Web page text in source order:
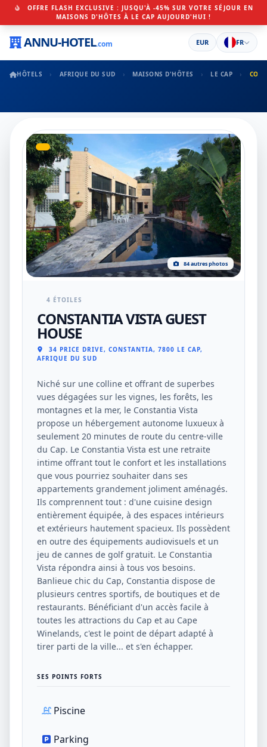
OFFRE FLASH EXCLUSIVE : JUSQU'À -45% SUR VOTRE SÉJOUR EN
MAISONS D'HÔTES À LE CAP AUJOURD'HUI !
ANNU-HOTEL.com EUR FR
HÔTELS AFRIQUE DU SUD MAISONS D'HÔTES LE CAP
84 autres photos
4 ÉTOILES
CONSTANTIA VISTA GUEST
HOUSE
34 PRICE DRIVE, CONSTANTIA, 7800 LE CAP,
AFRIQUE DU SUD
Niché sur une colline et offrant de superbes
vues dégagées sur les vignes, les forêts, les
montagnes et la mer, le Constantia Vista
propose un hébergement autonome luxueux à
seulement 20 minutes de route du centre-ville
du Cap. Le Constantia Vista est une retraite
intime offrant tout le confort et les installations
que vous pourriez souhaiter dans ses
appartements grandement joliment aménagés.
Ils comprennent tout : d'une cuisine design
entièrement équipée, à des espaces intérieurs
et extérieurs hautement spacieux. Ils possèdent
en outre des équipements audiovisuels et un
jeu de cannes de golf gratuit. Le Constantia
Vista répondra ainsi à tous vos besoins.
Banlieue chic du Cap, Constantia dispose de
plusieurs centres sportifs, de boutiques et de
restaurants. Bénéficiant d'un accès facile à
toutes les attractions du Cap et au Cape
Winelands, c'est le point de départ adapté à
tirer parti de la ville... et s'en échapper.
SES POINTS FORTS
Piscine
Parking